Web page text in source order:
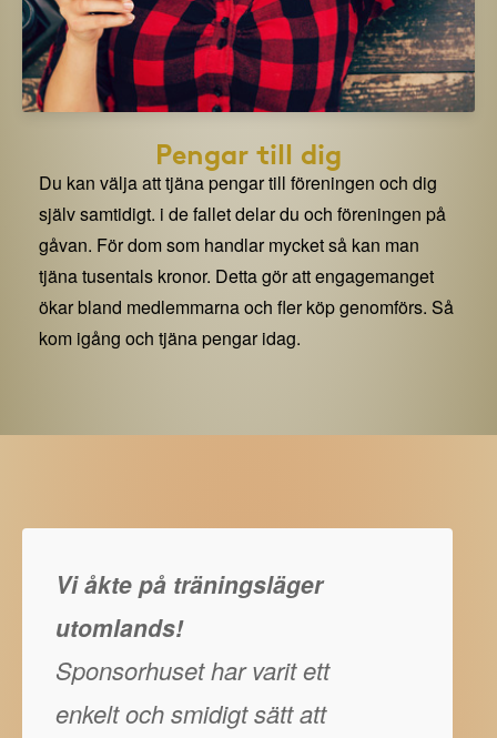
Pengar till dig
Du kan välja att tjäna pengar till föreningen och dig
själv samtidigt. i de fallet delar du och föreningen på
gåvan. För dom som handlar mycket så kan man
tjäna tusentals kronor. Detta gör att engagemanget
ökar bland medlemmarna och fler köp genomförs. Så
kom igång och tjäna pengar idag.
Vi åkte på träningsläger
utomlands!
Sponsorhuset har varit ett
enkelt och smidigt sätt att